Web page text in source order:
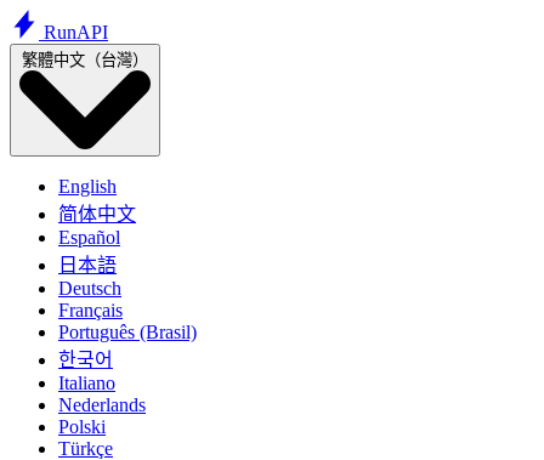
RunAPI
繁體中文（台灣）
English
简体中文
Español
日本語
Deutsch
Français
Português (Brasil)
한국어
Italiano
Nederlands
Polski
Türkçe